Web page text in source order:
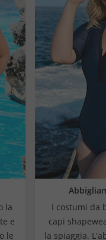
la
e
le
I costumi da
capi
la spiaggia.